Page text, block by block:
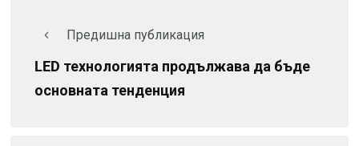
Предишна публикация
LED технологията продължава да бъде
основната тенденция